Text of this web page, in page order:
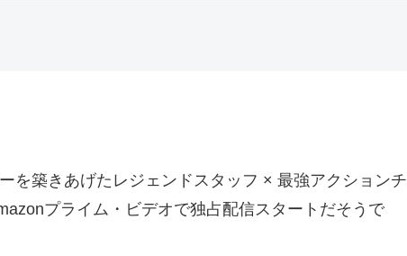
を築きあげたレジェンドスタッフ × 最強アクションチ
プライム・ビデオで独占配信スタートだそうで